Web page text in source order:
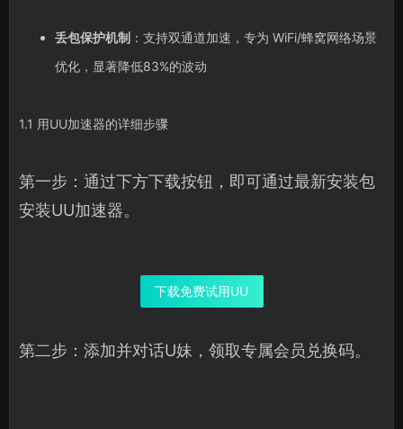
丢包保护机制 ：支持双通道加速，专为 WiFi/蜂窝网络场景
优化，显著降低83%的波动
1.1 用UU加速器的详细步骤
第一步：通过下方下载按钮，即可通过最新安装包
安装UU加速器。
下载免费试用UU
第二步：添加并对话U妹，领取专属会员兑换码。